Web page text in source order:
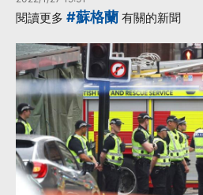
閱讀更多 #蘇格蘭 有關的新聞